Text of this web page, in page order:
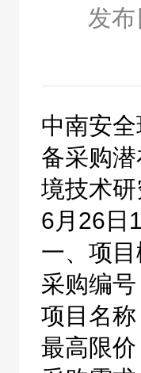
发
中南安
备采购
境技术
6月26日
一、项
采购编
项目名
最高限